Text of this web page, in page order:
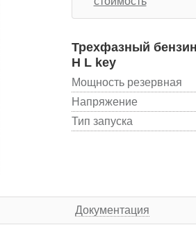
Трехфазный
H L key
Мощность резервная
Напряжение
Тип запуска
Документация